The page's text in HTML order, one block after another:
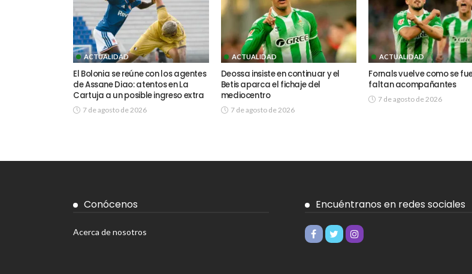
ACTUALIDAD
El Bolonia se reúne con los agentes
de Assane Diao: atentos en La
Cartuja a un posible ingreso extra
7 de agosto de 2026
ACTUALIDAD
Deossa insiste en continuar y el
Betis aparca el fichaje del
mediocentro
7 de agosto de 2026
ACTUALIDAD
Fornals vuelve como se
faltan acompañantes
7 de agosto de 2026
Conócenos
Acerca de nosotros
Encuéntranos en redes sociales